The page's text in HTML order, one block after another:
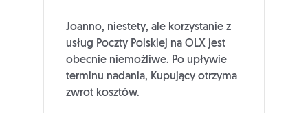
Joanno, niestety, ale korzystanie z
usług Poczty Polskiej na OLX jest
obecnie niemożliwe. Po upływie
terminu nadania, Kupujący otrzyma
zwrot kosztów.